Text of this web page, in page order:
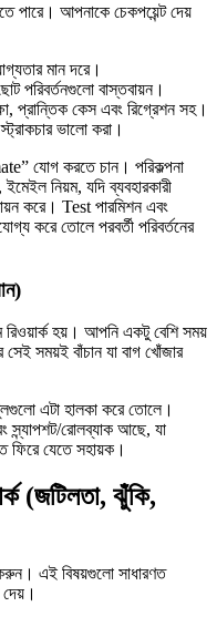
পারে। আপনাকে চেকপয়েন্ট দেয়
মান দরে।
পরিবর্তনগুলো বাস্তবায়ন।
প্রান্তিক কেস এবং রিগ্রেশন সহ।
ভালো করা।
যোগ করতে চান। পরিকল্পনা
নিয়ম, যদি ব্যবহারকারী
করে। Test পারমিশন এবং
করে তোলে পরবর্তী পরিবর্তনের
রিওয়ার্ক হয়। আপনি একটু বেশি সময়
সময়ই বাঁচান যা বাগ খোঁজার
এটা হালকা করে তোলে।
রোলব্যাক আছে, যা
ফিরে যেতে সহায়ক।
(জটিলতা, ঝুঁকি,
এই বিষয়গুলো সাধারণত